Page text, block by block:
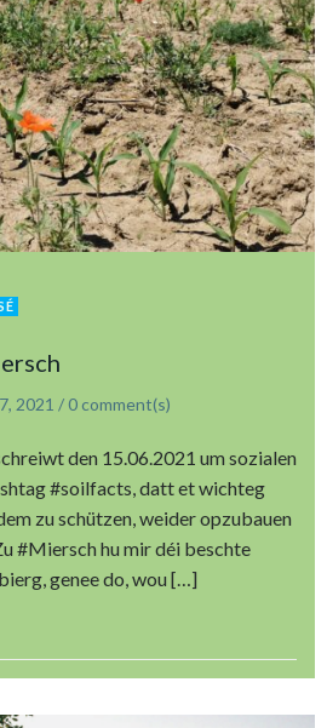
2021 / 0 comment(s)
den 15.06.2021 um sozialen
#soilfacts, datt et wichteg
zu schützen, weider opzubauen
#Miersch hu mir déi beschte
genee do, wou […]